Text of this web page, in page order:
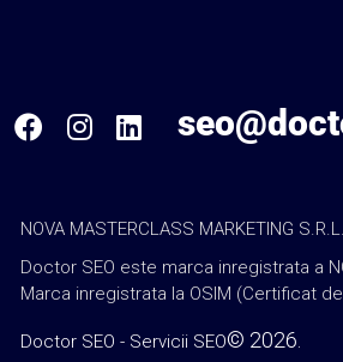
NOVA MASTERCLASS MARKETING
Doctor SEO este marca inregistrata a
Marca inregistrata la OSIM (Certificat
Doctor SEO - Servicii SEO© 2026.